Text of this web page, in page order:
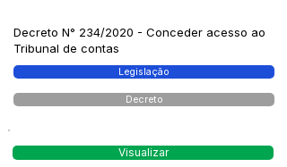
Decreto N° 234/2020 - Conceder acesso ao
Tribunal de contas
Legislação
Decreto
Visualizar